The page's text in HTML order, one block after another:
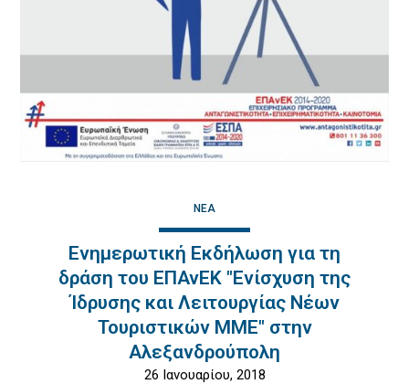
ΝΈΑ
Ενημερωτική Εκδήλωση για τη
δράση του ΕΠΑνΕΚ "Ενίσχυση της
Ίδρυσης και Λειτουργίας Νέων
Τουριστικών ΜΜΕ" στην
Αλεξανδρούπολη
26 Ιανουαρίου, 2018